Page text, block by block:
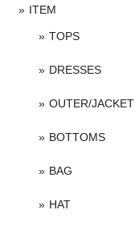
ITEM
TOPS
DRESSES
OUTER/JACKET
BOTTOMS
BAG
HAT